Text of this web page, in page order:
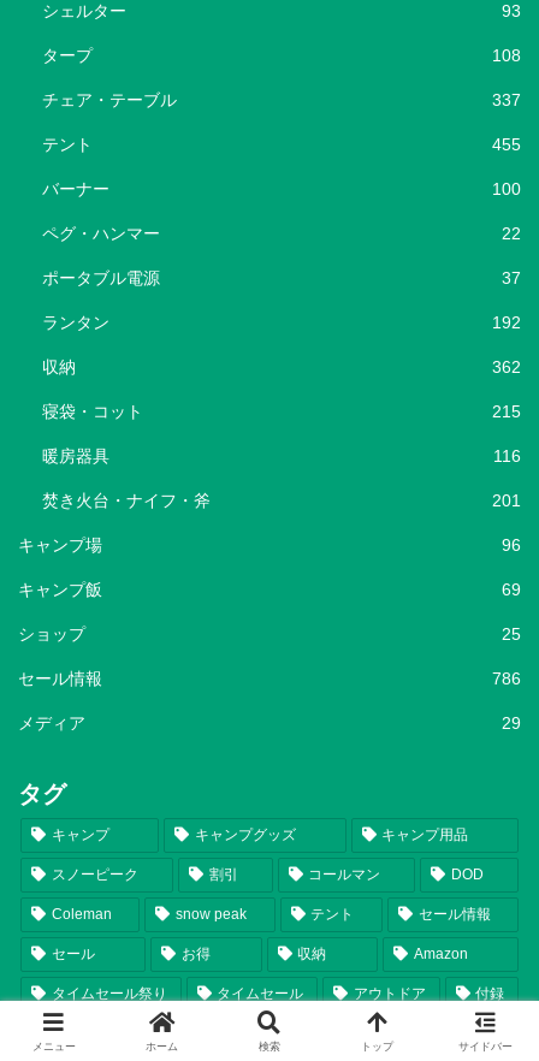
シェルター 93
タープ 108
チェア・テーブル 337
テント 455
バーナー 100
ペグ・ハンマー 22
ポータブル電源 37
ランタン 192
収納 362
寝袋・コット 215
暖房器具 116
焚き火台・ナイフ・斧 201
キャンプ場 96
キャンプ飯 69
ショップ 25
セール情報 786
メディア 29
タグ
キャンプ キャンプグッズ キャンプ用品
スノーピーク 割引 コールマン DOD
Coleman snow peak テント セール情報
セール お得 収納 Amazon
タイムセール祭り タイムセール アウトドア 付録
コンパクト キャプテンスタッグ
メニュー ホーム 検索 トップ サイドバー